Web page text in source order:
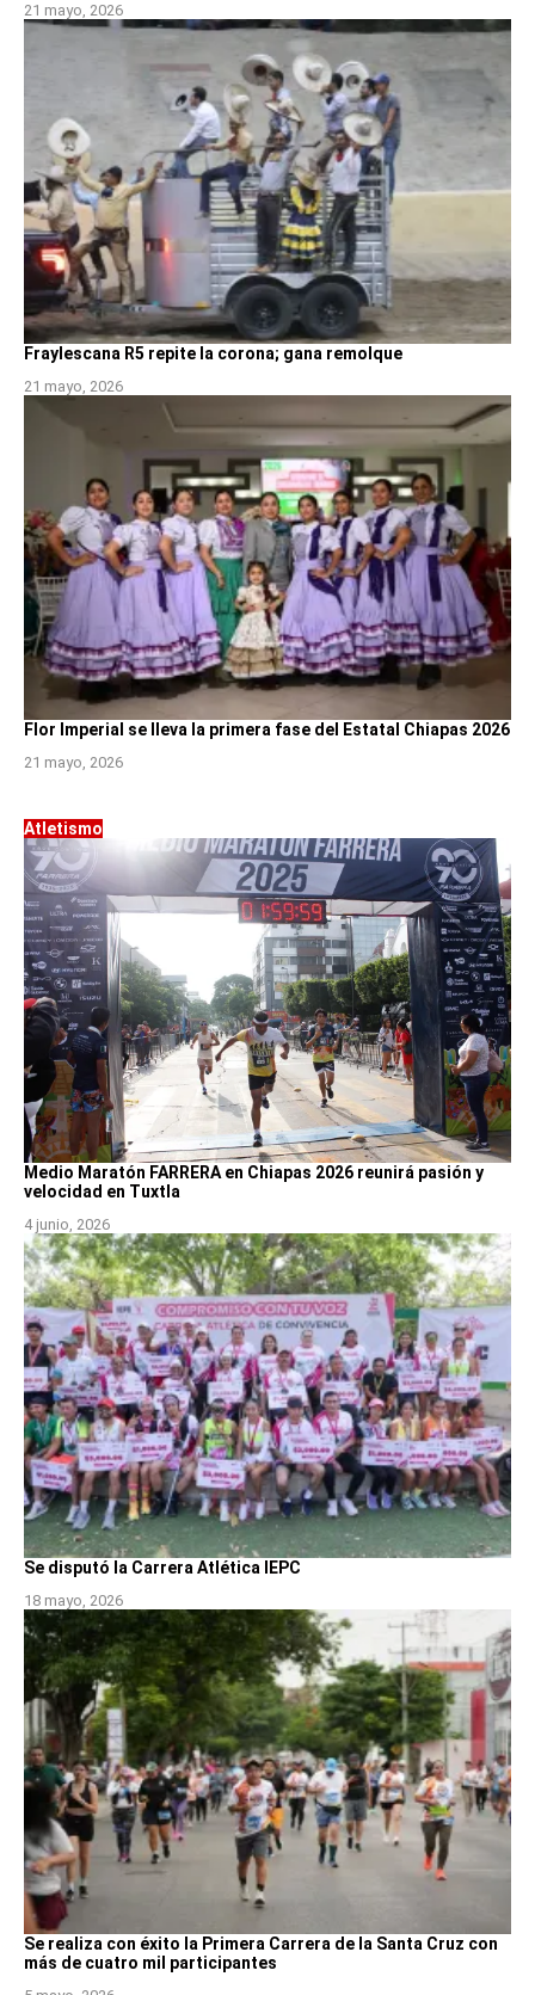
21 mayo, 2026
Fraylescana R5 repite la corona; gana remolque
21 mayo, 2026
Flor Imperial se lleva la primera fase del Estatal Chiapas 2026
21 mayo, 2026
Atletismo
Medio Maratón FARRERA en Chiapas 2026 reunirá pasión y
velocidad en Tuxtla
4 junio, 2026
Se disputó la Carrera Atlética IEPC
18 mayo, 2026
Se realiza con éxito la Primera Carrera de la Santa Cruz con
más de cuatro mil participantes